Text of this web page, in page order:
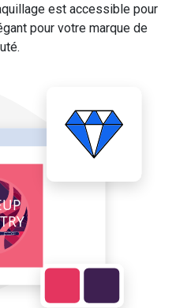
est accessible pour
pour votre marque de